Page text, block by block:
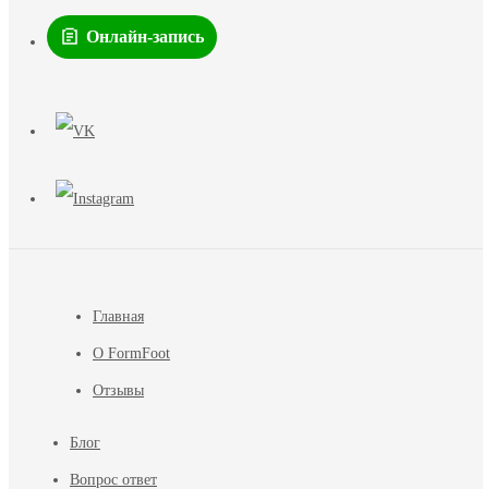
Онлайн-запись
Главная
О FormFoot
Отзывы
Блог
Вопрос ответ